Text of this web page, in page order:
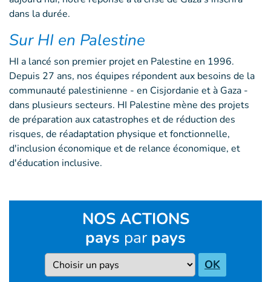
dans la durée.
Sur HI en Palestine
HI a lancé son premier projet en Palestine en 1996.
Depuis 27 ans, nos équipes répondent aux besoins de la
communauté palestinienne - en Cisjordanie et à Gaza -
dans plusieurs secteurs. HI Palestine mène des projets
de préparation aux catastrophes et de réduction des
risques, de réadaptation physique et fonctionnelle,
d'inclusion économique et de relance économique, et
d'éducation inclusive.
NOS ACTIONS
pays par pays
Pays OK